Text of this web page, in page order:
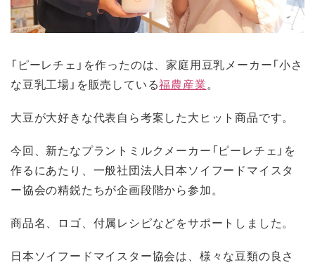
「ピーレチェ」を作ったのは、家庭用豆乳メーカー「小さ
な豆乳工場」を販売している福農産業。
大豆が大好きな代表自ら考案した大ヒット商品です。
今回、新たなプラントミルクメーカー「ピーレチェ」を
作るにあたり、一般社団法人日本ソイフードマイスタ
ー協会の精鋭たちが企画段階から参加。
商品名、ロゴ、付属レシピなどをサポートしました。
日本ソイフードマイスター協会は、様々な豆類の良さ